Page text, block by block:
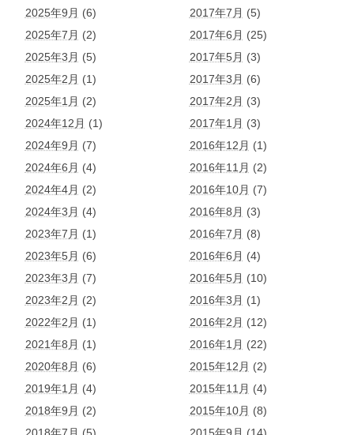
2025年9月 (6)
2025年7月 (2)
2025年3月 (5)
2025年2月 (1)
2025年1月 (2)
2024年12月 (1)
2024年9月 (7)
2024年6月 (4)
2024年4月 (2)
2024年3月 (4)
2023年7月 (1)
2023年5月 (6)
2023年3月 (7)
2023年2月 (2)
2022年2月 (1)
2021年8月 (1)
2020年8月 (6)
2019年1月 (4)
2018年9月 (2)
2017年7月 (5)
2017年6月 (25)
2017年5月 (3)
2017年3月 (6)
2017年2月 (3)
2017年1月 (3)
2016年12月 (1)
2016年11月 (2)
2016年10月 (7)
2016年8月 (3)
2016年7月 (8)
2016年6月 (4)
2016年5月 (10)
2016年3月 (1)
2016年2月 (12)
2016年1月 (22)
2015年12月 (2)
2015年11月 (4)
2015年10月 (8)